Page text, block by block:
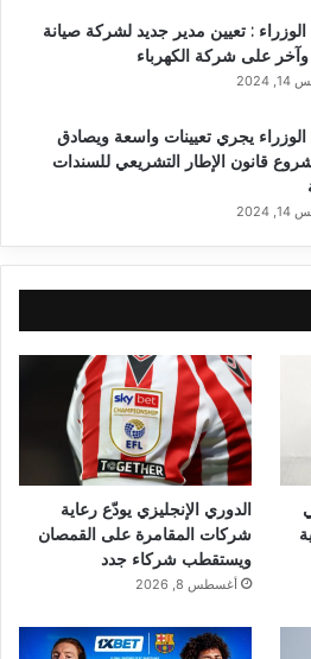
: تعيين مدير جديد لشركة صيانة
على شركة الكهرباء
يجري تعيينات واسعة ويصادق
قانون الإطار التشريعي للسندات
الدوري الإنجليزي يودّع رعاية
شركات المقامرة على القمصان
ويستقطب شركاء جدد
أغسطس 8, 2026